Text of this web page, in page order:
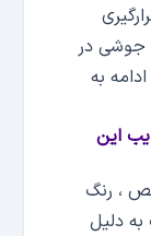
جوشی در
به
این
، رنگ
به دلیل